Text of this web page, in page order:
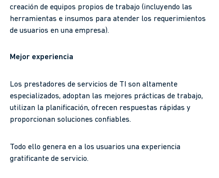
creación de equipos propios de trabajo (incluyendo las
herramientas e insumos para atender los requerimientos
de usuarios en una empresa).
Mejor experiencia
Los prestadores de servicios de TI son altamente
especializados, adoptan las mejores prácticas de trabajo,
utilizan la planificación, ofrecen respuestas rápidas y
proporcionan soluciones confiables.
Todo ello genera en a los usuarios una experiencia
gratificante de servicio.